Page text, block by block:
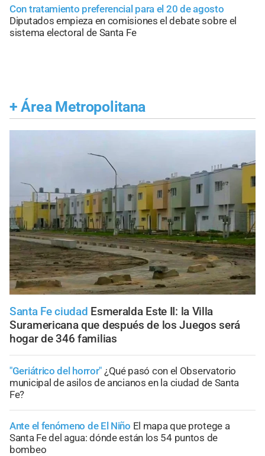
Con tratamiento preferencial para el 20 de agosto
Diputados empieza en comisiones el debate sobre el
sistema electoral de Santa Fe
+ Área Metropolitana
Santa Fe ciudad Esmeralda Este II: la Villa
Suramericana que después de los Juegos será
hogar de 346 familias
"Geriátrico del horror" ¿Qué pasó con el Observatorio
municipal de asilos de ancianos en la ciudad de Santa
Fe?
Ante el fenómeno de El Niño El mapa que protege a
Santa Fe del agua: dónde están los 54 puntos de
bombeo